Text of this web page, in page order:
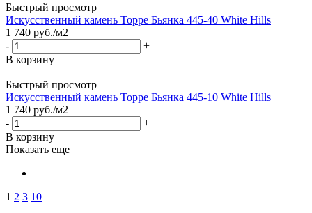
Быстрый просмотр
Искусственный камень Торре Бьянка 445-40 White Hills
1 740 руб./м2
-
+
В корзину
Быстрый просмотр
Искусственный камень Торре Бьянка 445-10 White Hills
1 740 руб./м2
-
+
В корзину
Показать еще
1 2 3 10